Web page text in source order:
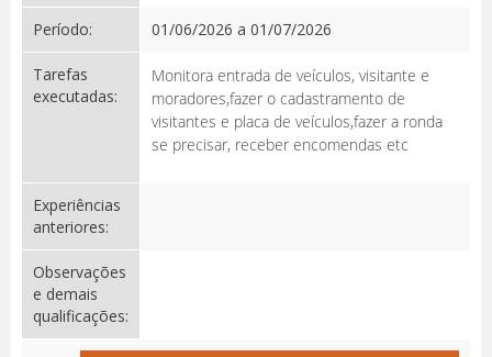
Período: 01/06/2026 a 01/07/2026
Tarefas
executadas:
Monitora entrada de veículos, visitante e
moradores,fazer o cadastramento de
visitantes e placa de veículos,fazer a ronda
se precisar, receber encomendas etc
Experiências
anteriores:
Observações
e demais
qualificações: